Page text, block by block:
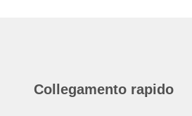
Collegamento rapido